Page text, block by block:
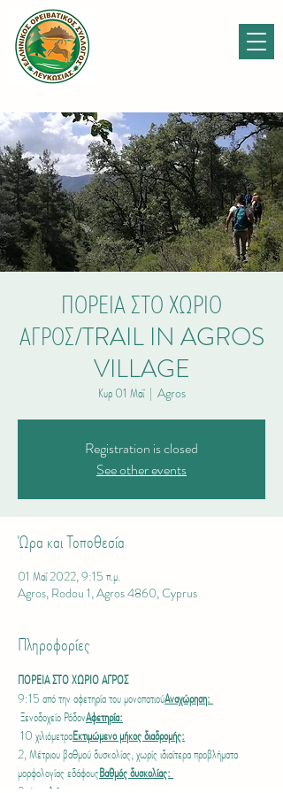
ΠΟΡΕΙΑ ΣΤΟ ΧΩΡΙΟ
ΑΓΡΟΣ/TRAIL IN AGROS
VILLAGE
Κυρ 01 Μαΐ
  |
Agros
Registration is closed
See other events
Ώρα και Τοποθεσία
01 Μαΐ 2022, 9:15 π.μ.
Agros, Rodou 1, Agros 4860, Cyprus
Πληροφορίες
ΠΟΡΕΙΑ ΣΤΟ ΧΩΡΙΟ ΑΓΡΟΣ
9:15 από την αφετηρία του μονοπατιούΑναχώρηση:
Ξενοδοχείο ΡόδονΑφετηρία:
10 χιλιόμετραΕκτιμώμενο μήκος διαδρομής:
2, Μέτριου βαθμού δυσκολίας, χωρίς ιδιαίτερα προβλήματα
μορφολογίας εδάφουςΒαθμός δυσκολίας: